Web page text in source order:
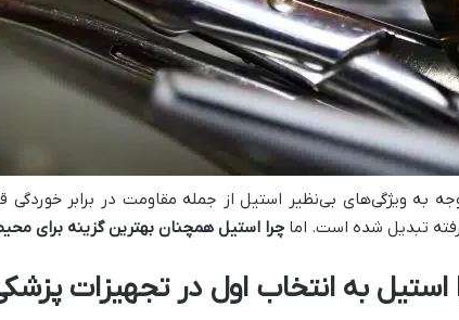
به ویژگی‌های بی‌نظیر استیل از جمله مقاومت در برابر خوردگی
تبدیل شده است. اماچرا استیل همچنان بهترین گزینه برای
استیل به انتخاب اول در تجهیزات